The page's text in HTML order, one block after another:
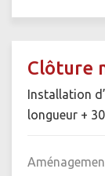
Clôture
Installation
longueur +